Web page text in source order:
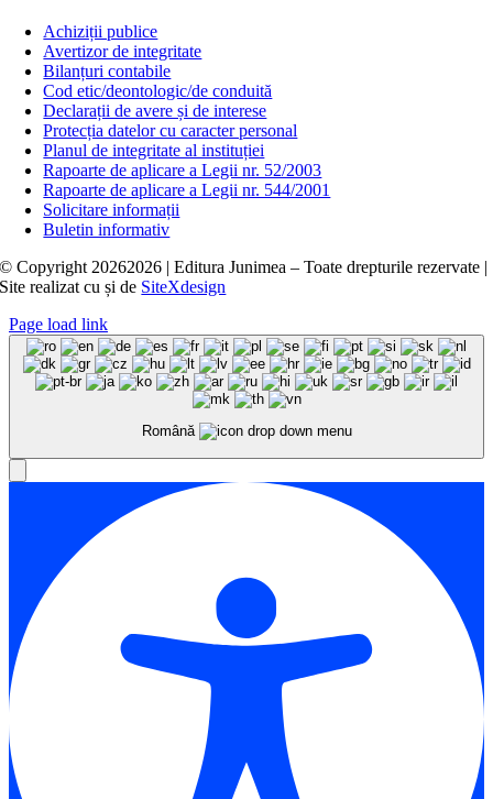
Achiziții publice
Avertizor de integritate
Bilanțuri contabile
Cod etic/deontologic/de conduită
Declarații de avere și de interese
Protecția datelor cu caracter personal
Planul de integritate al instituției
Rapoarte de aplicare a Legii nr. 52/2003
Rapoarte de aplicare a Legii nr. 544/2001
Solicitare informații
Buletin informativ
© Copyright 20262026 | Editura Junimea – Toate drepturile rezervate |
Site realizat cușide SiteXdesign
Page load link
Română